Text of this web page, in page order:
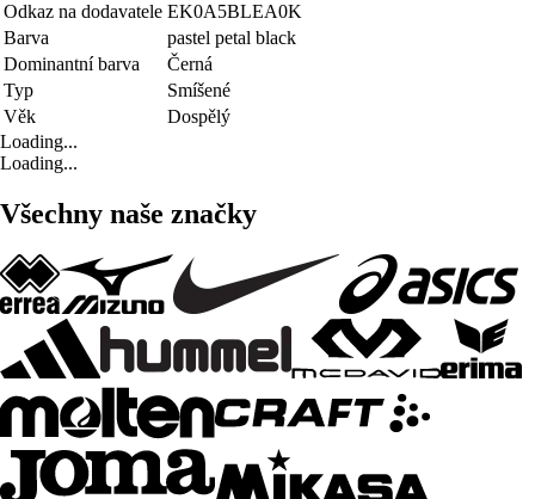
Odkaz na dodavatele EK0A5BLEA0K
Barva
pastel petal black
Dominantní barva
Černá
Typ
Smíšené
Věk
Dospělý
Loading...
Loading...
Všechny naše značky